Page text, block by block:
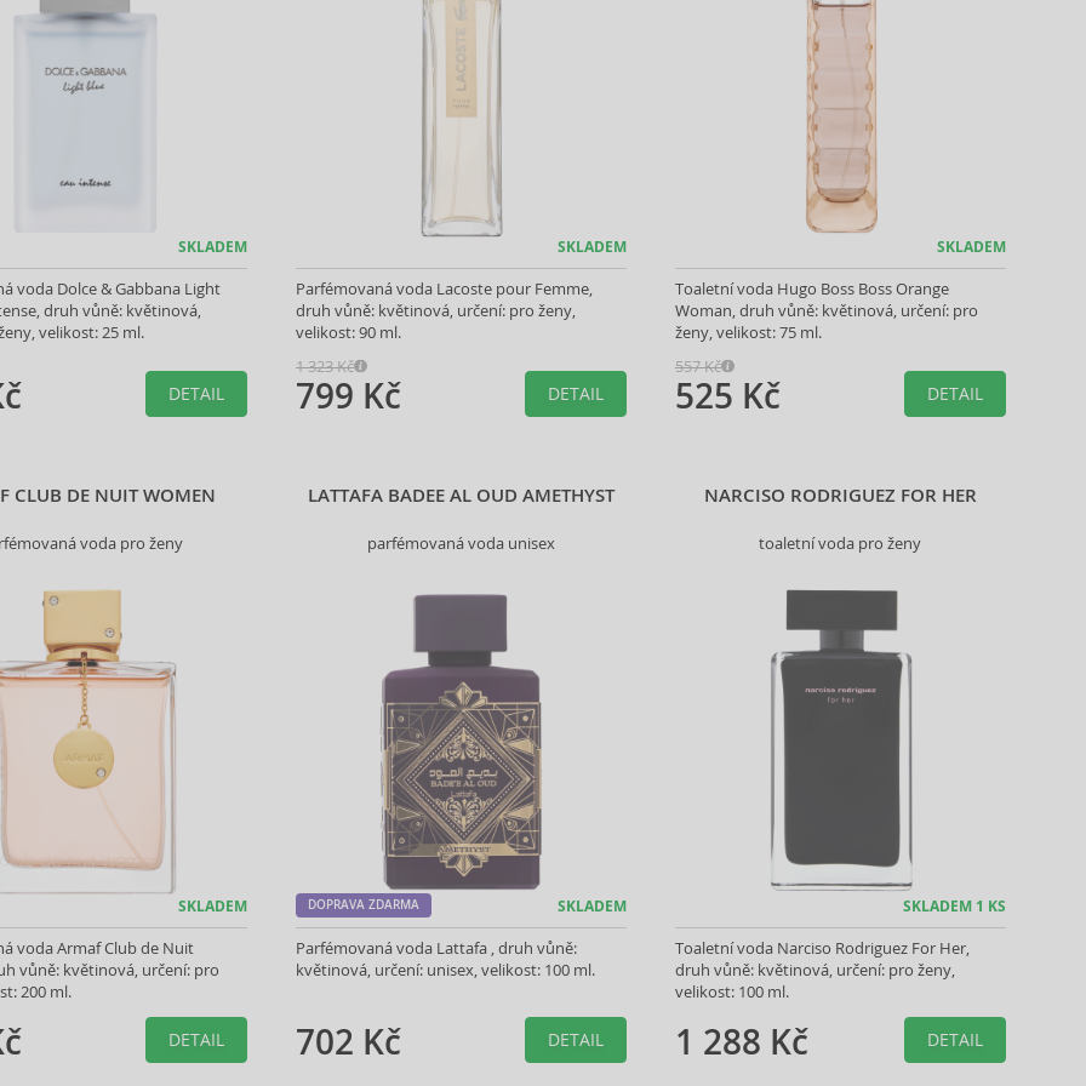
SKLADEM
voda Dolce & Gabbana Light
druh vůně: květinová,
velikost: 25 ml.
DETAIL
SKLADEM
Parfémovaná voda Lacoste pour Femme,
druh vůně: květinová, určení: pro ženy,
velikost: 90 ml.
1 323 Kč
799 Kč DETAIL
SKLADEM
Toaletní voda Hugo Boss Boss Orange
Woman, druh vůně: květinová, určení: pro
ženy, velikost: 75 ml.
557 Kč
525 Kč DETAIL
CLUB DE NUIT WOMEN
voda pro ženy
SKLADEM
voda Armaf Club de Nuit
vůně: květinová, určení: pro
200 ml.
DETAIL
LATTAFA BADEE AL OUD AMETHYST
parfémovaná voda unisex
DOPRAVA ZDARMA SKLADEM
Parfémovaná voda Lattafa , druh vůně:
květinová, určení: unisex, velikost: 100 ml.
702 Kč DETAIL
NARCISO RODRIGUEZ FOR HER
toaletní voda pro ženy
SKLADEM 1 KS
Toaletní voda Narciso Rodriguez For Her,
druh vůně: květinová, určení: pro ženy,
velikost: 100 ml.
1 288 Kč DETAIL